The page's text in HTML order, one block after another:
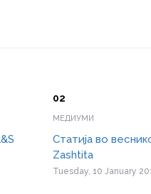
МЕДИУМИ
Статија во
Zashtita
Tuesday, 10 January